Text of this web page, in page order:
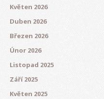
Květen 2026
Duben 2026
Březen 2026
Únor 2026
Listopad 2025
Září 2025
Květen 2025